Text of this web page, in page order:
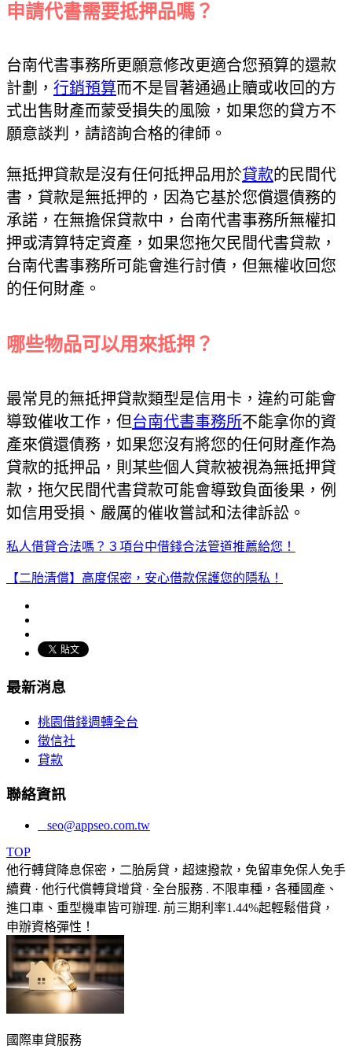
申請代書需要抵押品嗎？
台南代書事務所更願意修改更適合您預算的還款
計劃， 行銷預算而不是冒著通過止贖或收回的方
式出售財產而蒙受損失的風險，如果您的貸方不
願意談判，請諮詢合格的律師。
無抵押貸款是沒有任何抵押品用於貸款的民間代
書，貸款是無抵押的，因為它基於您償還債務的
承諾，在無擔保貸款中，台南代書事務所無權扣
押或清算特定資產，如果您拖欠民間代書貸款，
台南代書事務所可能會進行討債，但無權收回您
的任何財產。
哪些物品可以用來抵押？
最常見的無抵押貸款類型是信用卡，違約可能會
導致催收工作，但台南代書事務所不能拿你的資
產來償還債務，如果您沒有將您的任何財產作為
貸款的抵押品，則某些個人貸款被視為無抵押貸
款，拖欠民間代書貸款可能會導致負面後果，例
如信用受損、嚴厲的催收嘗試和法律訴訟。
私人借貸合法嗎？３項台中借錢合法管道推薦給您！
【二胎清償】高度保密，安心借款保護您的隱私！
最新消息
桃園借錢週轉全台
徵信社
貸款
聯絡資訊
seo@appseo.com.tw
TOP
他行轉貸降息保密，二胎房貸，超速撥款，免留車免保人免手
續費 · 他行代償轉貸增貸 · 全台服務 . 不限車種，各種國產、
進口車、重型機車皆可辦理. 前三期利率1.44%起輕鬆借貸，
申辦資格彈性！
國際車貸服務